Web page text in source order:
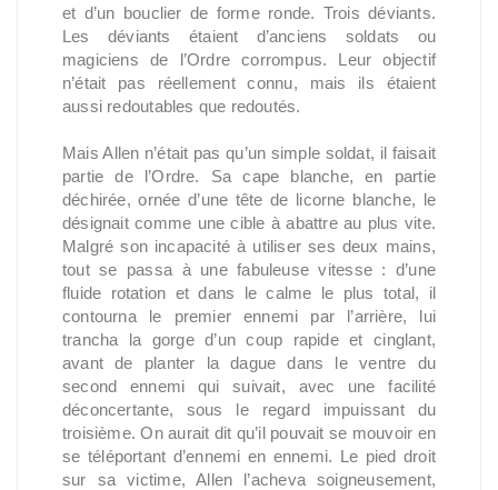
et d’un bouclier de forme ronde. Trois déviants.
Les déviants étaient d’anciens soldats ou
magiciens de l’Ordre corrompus. Leur objectif
n’était pas réellement connu, mais ils étaient
aussi redoutables que redoutés.
Mais Allen n’était pas qu’un simple soldat, il faisait
partie de l’Ordre. Sa cape blanche, en partie
déchirée, ornée d’une tête de licorne blanche, le
désignait comme une cible à abattre au plus vite.
Malgré son incapacité à utiliser ses deux mains,
tout se passa à une fabuleuse vitesse : d’une
fluide rotation et dans le calme le plus total, il
contourna le premier ennemi par l’arrière, lui
trancha la gorge d’un coup rapide et cinglant,
avant de planter la dague dans le ventre du
second ennemi qui suivait, avec une facilité
déconcertante, sous le regard impuissant du
troisième. On aurait dit qu’il pouvait se mouvoir en
se téléportant d’ennemi en ennemi. Le pied droit
sur sa victime, Allen l’acheva soigneusement,